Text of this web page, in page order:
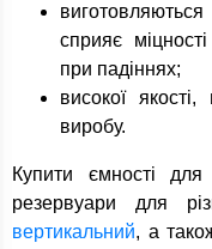
сприяє
при падіннях;
високої
виробу.
Купити ємності
резервуари для
вертикальний, а